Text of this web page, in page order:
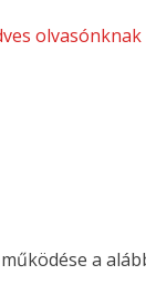
a